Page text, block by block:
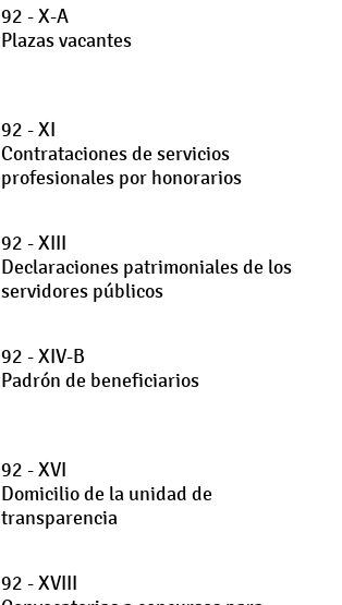
92 - X-A
Plazas vacantes
92 - XI
Contrataciones de servicios
profesionales por honorarios
92 - XIII
Declaraciones patrimoniales de los
servidores públicos
92 - XIV-B
Padrón de beneficiarios
92 - XVI
Domicilio de la unidad de
transparencia
92 - XVIII